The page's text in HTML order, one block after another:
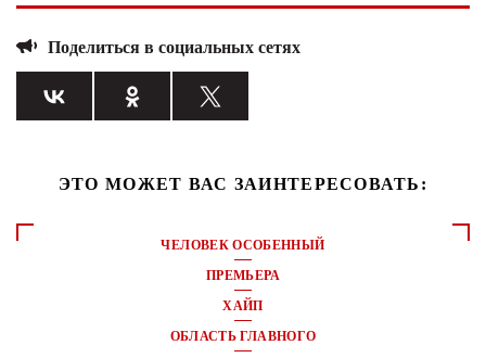
Поделиться в социальных сетях
ЭТО МОЖЕТ ВАС ЗАИНТЕРЕСОВАТЬ:
ЧЕЛОВЕК ОСОБЕННЫЙ
ПРЕМЬЕРА
ХАЙП
ОБЛАСТЬ ГЛАВНОГО